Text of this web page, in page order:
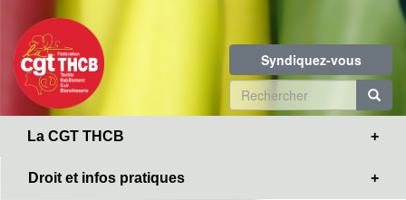
contenu
principal
Syndiquez-vous
Formulaire
de
La CGT THCB
Droit et infos pratiques